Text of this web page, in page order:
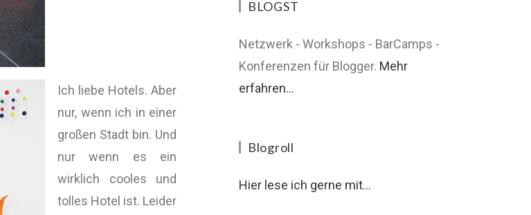
Ich liebe Hotels. Aber
nur, wenn ich in einer
großen Stadt bin. Und
nur wenn es ein
wirklich cooles und
tolles Hotel ist. Leider
BLOGST
Netzwerk - Workshops - BarCamps -
Konferenzen für Blogger. Mehr
erfahren...
Blogroll
Hier lese ich gerne mit...